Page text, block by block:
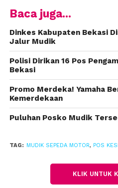
Ida mengatakan pelayanan
pemudik merupakan
Jenderal Pelayanan
kabupaten maupun kota
di wilayah setempat
kesehatan para pemudik.
kebutuhan lainnya juga
Berdasarkan catatan, kata
sebelumnya seperti sakit
tingkat stres tinggi akibat
terkena macet. “Petugas
Baca juga...
Dinkes Kabupaten Bekasi
Jalur Mudik
Polisi Dirikan 16 Pos
Bekasi
Promo Merdeka! Yamaha
Kemerdekaan
Puluhan Posko Mudik
TAG: MUDIK SEPEDA MOTOR, POS
KLIK UNTUK